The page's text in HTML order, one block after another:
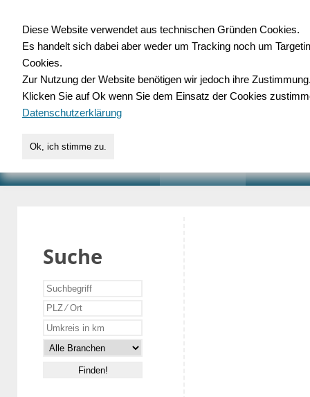
für Handwerk,
Suche
Diese Website verwendet aus technischen Gründen Cookies.
Es handelt sich dabei aber weder um Tracking noch um
Cookies.
Zur Nutzung der Website benötigen wir jedoch ihre
Klicken Sie auf Ok wenn Sie dem Einsatz der Cookies
Datenschutzerklärung
Ok, ich stimme zu.